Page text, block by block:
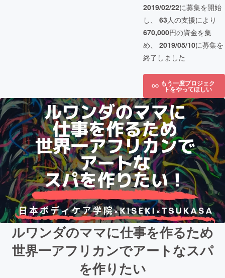
2019/02/22に募集を開始
し、 63人の支援により
670,000円の資金を集
め、 2019/05/10に募集を
終了しました
もう一度プロジェク
トをやってほしい
ルワンダのママに仕事を作るため
世界一アフリカンでアートなスパ
を作りたい